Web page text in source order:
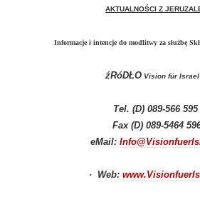
AKTUALNOŚCI Z J
Informacje i intencje do modlitwy za służbę
źRóDŁOVision für Israel
Tel. (D) 089-566
Fax (D) 089-5464
eMail:
· Web: